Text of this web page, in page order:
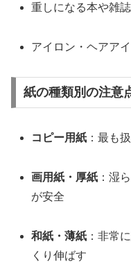
重しになる本や雑誌
アイロン・ヘアア
紙の種類別の注意
コピー用紙 ：最も
画用紙・厚紙 ：湿
が安全
和紙・薄紙 ：非常
くり伸ばす